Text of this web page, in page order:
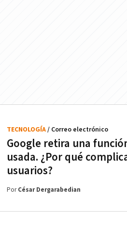
Google retira una
usada. ¿Por qué
usuarios?
TECNOLOGÍA/ Correo electrónico
PorCésar Dergarabedian